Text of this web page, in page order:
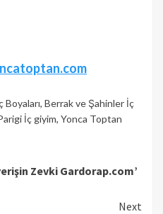
Boyaları, Berrak ve Şahinler İç
İç giyim, Yonca Toptan
Zevki Gardorap.com’
Next